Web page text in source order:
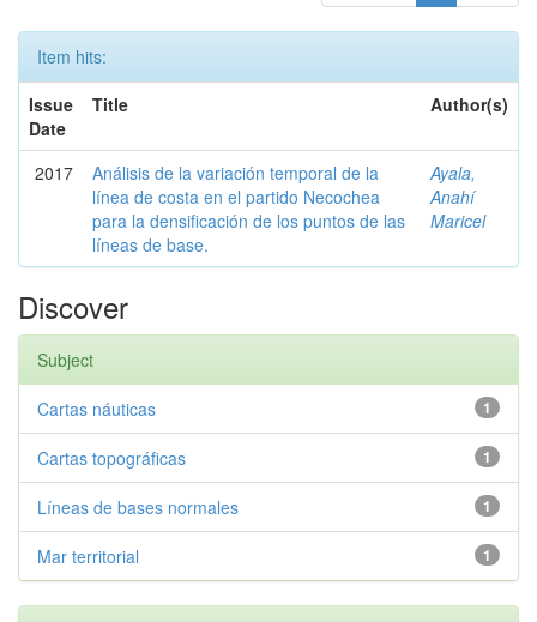
Item hits:
Issue
Date
Title Author(s)
2017
Análisis de la variación temporal de la
línea de costa en el partido Necochea
para la densificación de los puntos de las
líneas de base.
Ayala,
Anahí
Maricel
Discover
Subject
1
Cartas náuticas
1
Cartas topográficas
1
Líneas de bases normales
1
Mar territorial